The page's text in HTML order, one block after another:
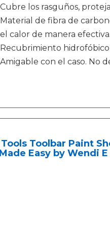
Cubre los rasguños,
Material de fibra de
el calor de manera efectiva.
Recubrimiento
Amigable con el caso. No
Toolbar Paint
Easy by Wendi